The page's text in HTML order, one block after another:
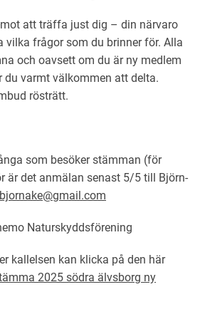
att träffa just dig – din närvaro
vilka frågor som du brinner för. Alla
och oavsett om du är ny medlem
du varmt välkommen att delta.
rösträtt.
som besöker stämman (för
är det anmälan senast 5/5 till Björn-
Naturskyddsförening
kallelsen kan klicka på den här
2025 södra älvsborg ny